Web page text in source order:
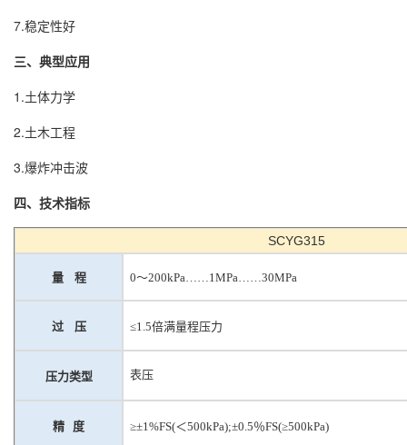
7.稳定性好
三、典型应用
1.土体力学
2.土木工程
3.爆炸冲击波
四、技术指标
SCYG315
量 程 0～200kPa……1MPa……30MPa
过 压 ≤1.5倍满量程压力
压力类型 表压
精 度 ≥±1%FS(＜500kPa);±0.5％FS(≥500kPa)